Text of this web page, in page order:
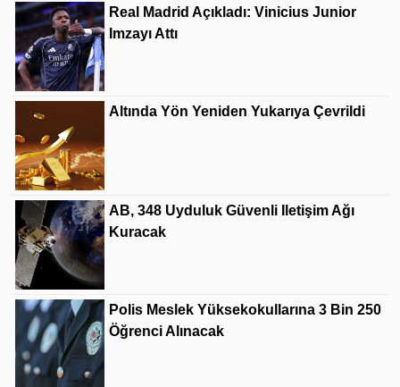
Real Madrid Açıkladı: Vinicius Junior
Imzayı Attı
Altında Yön Yeniden Yukarıya Çevrildi
AB, 348 Uyduluk Güvenli Iletişim Ağı
Kuracak
Polis Meslek Yüksekokullarına 3 Bin 250
Öğrenci Alınacak